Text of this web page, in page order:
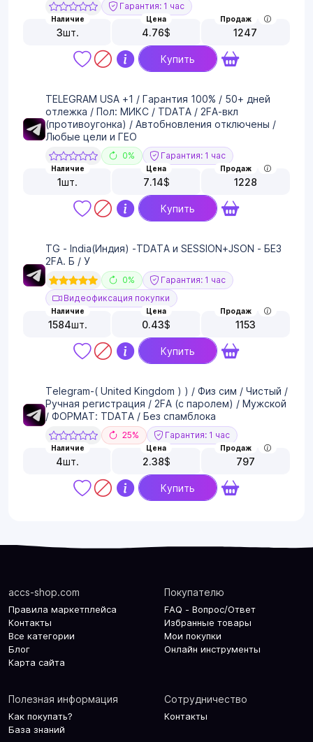
Гарантия: 1 час
Наличие
3шт.
Цена
4.76$
Продаж
1247
Купить
TELEGRAM USA +1 / Гарантия 100% / 50+ дней
отлежка / Пол: МИКС / TDATA / 2FA-вкл
(противоугонка) / Автобновления отключены /
Любые цели и ГЕО
0% Гарантия: 1 час
Наличие
1шт.
Цена
7.14$
Продаж
1228
Купить
TG - India(Индия) -TDATA и SESSION+JSON - БЕЗ
2FA. Б / У
0%
Гарантия: 1 час
Видеофиксация покупки
Наличие
1584шт.
Цена
0.43$
Продаж
1153
Купить
Telegram-( United Kingdom ) ) / Физ сим / Чистый /
Ручная регистрация / 2FA (с паролем) / Мужской
/ ФОРМАТ: TDATA / Без спамблока
25% Гарантия: 1 час
Наличие
4шт.
Цена
2.38$
Продаж
797
Купить
accs-shop.com
Правила маркетплейса
Контакты
Все категории
Блог
Карта сайта
Покупателю
FAQ - Вопрос/Ответ
Избранные товары
Мои покупки
Онлайн инструменты
Полезная информация
Как покупать?
База знаний
Сотрудничество
Контакты